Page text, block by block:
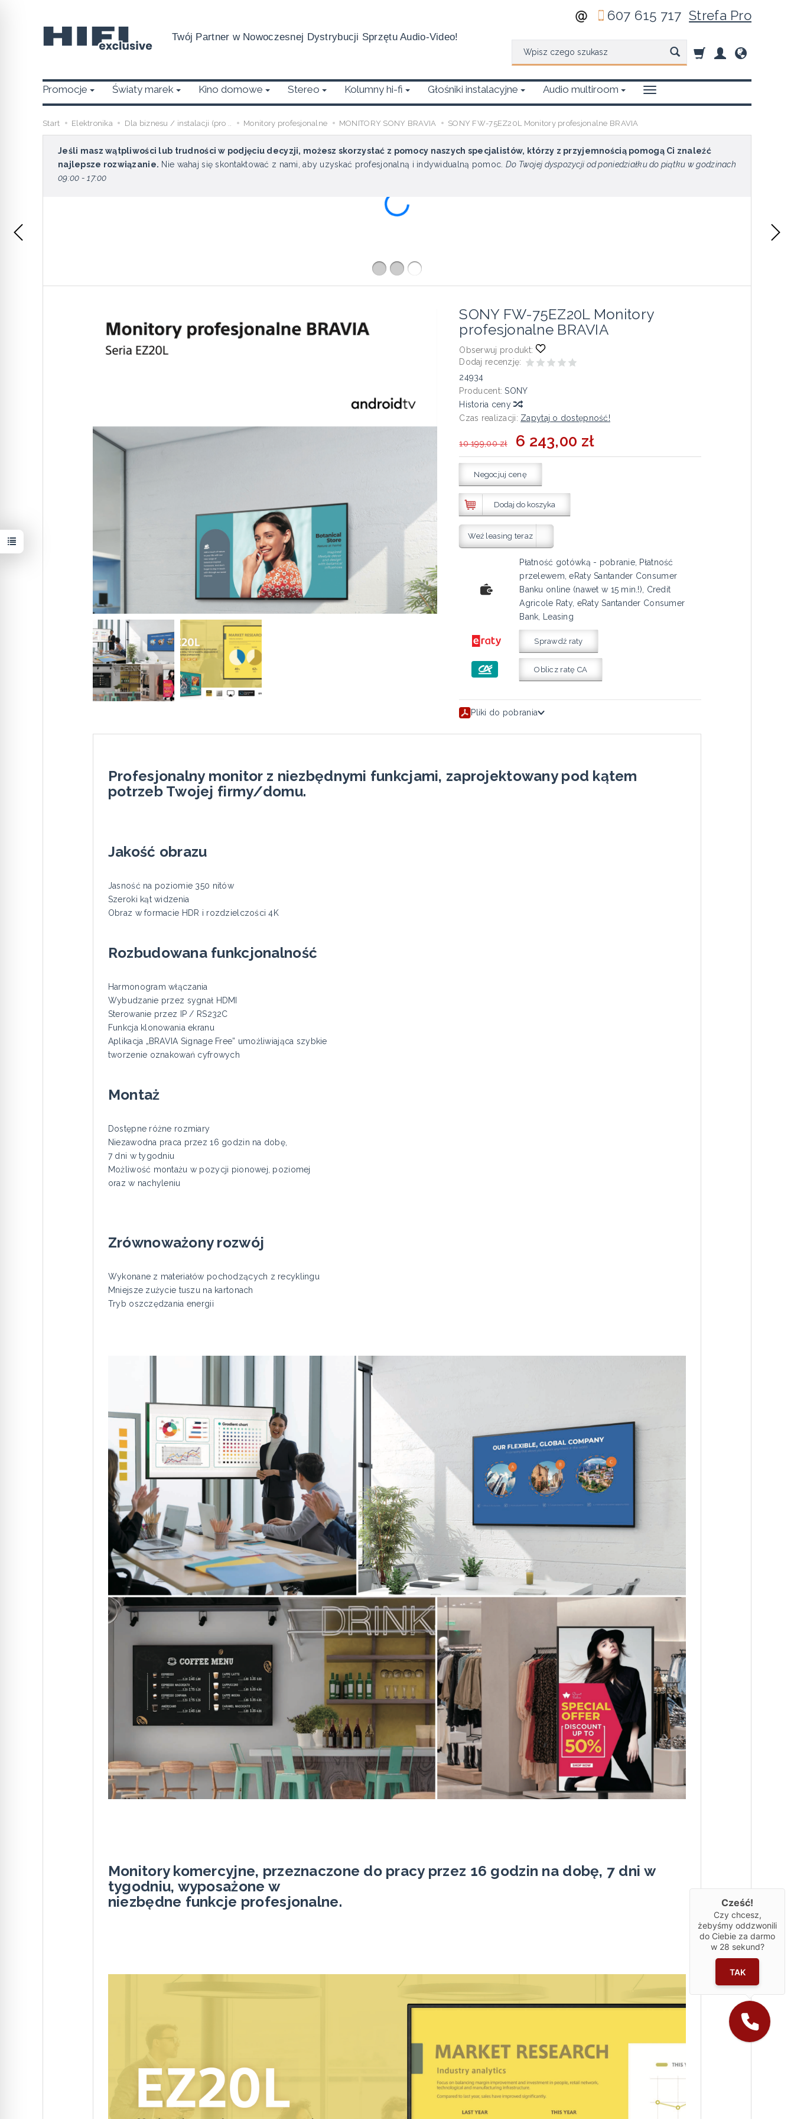
Twój Partner w Nowoczesnej Dystrybucji Sprzętu Audio-Video!
607 615 717Strefa Pro
Promocje Światy marek Kino domowe Stereo Kolumny hi-fi Głośniki instalacyjne Audio multiroom
Start Elektronika Dla biznesu / instalacji (pro .. Monitory profesjonalne MONITORY SONY BRAVIA SONY FW-75EZ20L Monitory profesjonalne BRAVIA
Jeśli masz wątpliwości lub trudności w podjęciu decyzji, możesz skorzystać z pomocy naszych specjalistów, którzy z przyjemnością pomogą Ci znaleźć
najlepsze rozwiązanie. Nie wahaj się skontaktować z nami, aby uzyskać profesjonalną i indywidualną pomoc. Do Twojej dyspozycji od poniedziałku do piątku w godzinach
09:00 - 17:00
SONY FW-75EZ20L Monitory
profesjonalne BRAVIA
Obserwuj produkt:
Dodaj recenzję:
24934
Producent: SONY
Historia ceny
Czas realizacji: Zapytaj o dostępność!
10 199,00 zł 6 243,00 zł
Negocjuj cenę
Dodaj do koszyka
Weź leasing teraz
Płatność gotówką - pobranie, Płatność
przelewem, eRaty Santander Consumer
Banku online (nawet w 15 min.!), Credit
Agricole Raty, eRaty Santander Consumer
Bank, Leasing
Sprawdź raty
Oblicz ratę CA
Pliki do pobrania
Profesjonalny monitor z niezbędnymi funkcjami, zaprojektowany pod kątem
potrzeb Twojej firmy/domu.
Jakość obrazu
Jasność na poziomie 350 nitów
Szeroki kąt widzenia
Obraz w formacie HDR i rozdzielczości 4K
Rozbudowana funkcjonalność
Harmonogram włączania
Wybudzanie przez sygnał HDMI
Sterowanie przez IP / RS232C
Funkcja klonowania ekranu
Aplikacja „BRAVIA Signage Free” umożliwiająca szybkie
tworzenie oznakowań cyfrowych
Montaż
Dostępne różne rozmiary
Niezawodna praca przez 16 godzin na dobę,
7 dni w tygodniu
Możliwość montażu w pozycji pionowej, poziomej
oraz w nachyleniu
Zrównoważony rozwój
Wykonane z materiałów pochodzących z recyklingu
Mniejsze zużycie tuszu na kartonach
Tryb oszczędzania energii
Monitory komercyjne, przeznaczone do pracy przez 16 godzin na dobę, 7 dni w
tygodniu, wyposażone w
niezbędne funkcje profesjonalne.
Cześć!
Czy chcesz,
żebyśmy oddzwonili
do Ciebie za darmo
w 28 sekund?
TAK